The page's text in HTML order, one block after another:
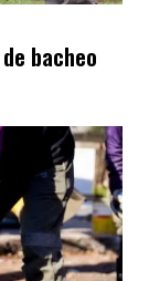
bacheo